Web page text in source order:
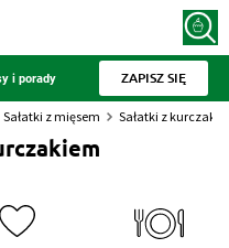
i porady ZAPISZ SIĘ
Sałatki z mięsem Sałatki z